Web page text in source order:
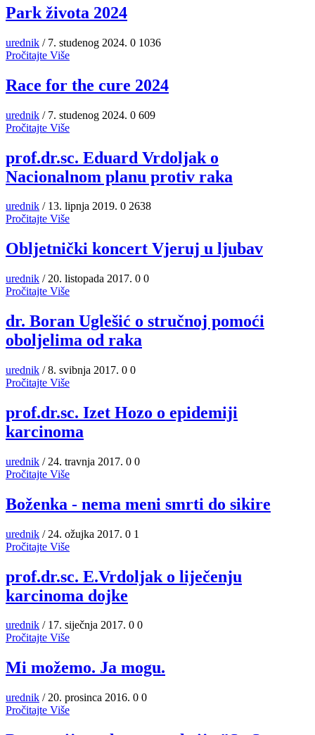
Park života 2024
urednik / 7. studenog 2024. 0 1036
Pročitajte Više
Race for the cure 2024
urednik / 7. studenog 2024. 0 609
Pročitajte Više
prof.dr.sc. Eduard Vrdoljak o
Nacionalnom planu protiv raka
urednik / 13. lipnja 2019. 0 2638
Pročitajte Više
Obljetnički koncert Vjeruj u ljubav
urednik / 20. listopada 2017. 0 0
Pročitajte Više
dr. Boran Uglešić o stručnoj pomoći
oboljelima od raka
urednik / 8. svibnja 2017. 0 0
Pročitajte Više
prof.dr.sc. Izet Hozo o epidemiji
karcinoma
urednik / 24. travnja 2017. 0 0
Pročitajte Više
Boženka - nema meni smrti do sikire
urednik / 24. ožujka 2017. 0 1
Pročitajte Više
prof.dr.sc. E.Vrdoljak o liječenju
karcinoma dojke
urednik / 17. siječnja 2017. 0 0
Pročitajte Više
Mi možemo. Ja mogu.
urednik / 20. prosinca 2016. 0 0
Pročitajte Više